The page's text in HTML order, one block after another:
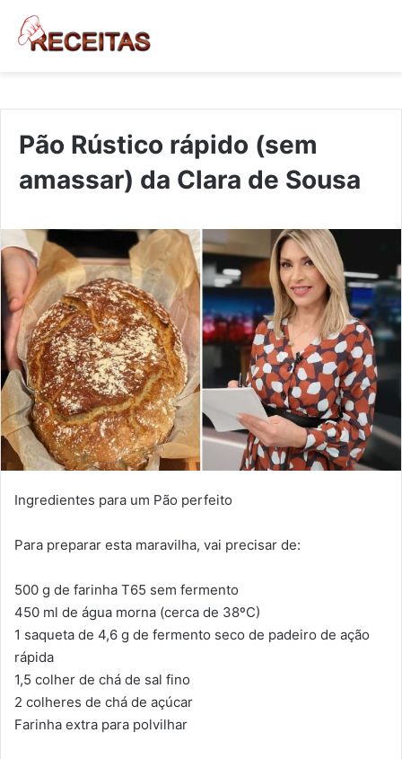
Pão Rústico rápido (sem
amassar) da Clara de Sousa
Ingredientes para um Pão perfeito
Para preparar esta maravilha, vai precisar de:
500 g de farinha T65 sem fermento
450 ml de água morna (cerca de 38ºC)
1 saqueta de 4,6 g de fermento seco de padeiro de ação
rápida
1,5 colher de chá de sal fino
2 colheres de chá de açúcar
Farinha extra para polvilhar